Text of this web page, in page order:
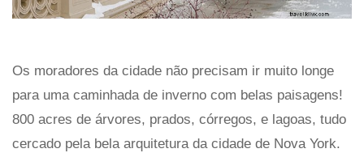
Os moradores da cidade não precisam ir muito longe
para uma caminhada de inverno com belas paisagens!
800 acres de árvores, prados, córregos, e lagoas, tudo
cercado pela bela arquitetura da cidade de Nova York.